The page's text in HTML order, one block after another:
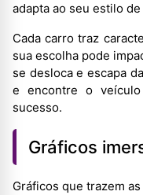
adapta ao seu estilo
Cada carro traz
sua escolha pode
se desloca e escapa
e encontre o
sucesso.
Gráficos
Gráficos que trazem